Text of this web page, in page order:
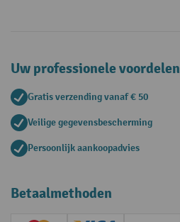
Uw professionele voordelen
Gratis verzending vanaf € 50
Veilige gegevensbescherming
Persoonlijk aankoopadvies
Betaalmethoden